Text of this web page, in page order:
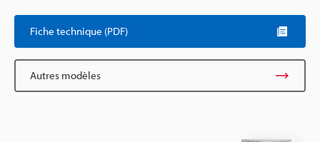
Fiche technique (PDF)
Autres modèles